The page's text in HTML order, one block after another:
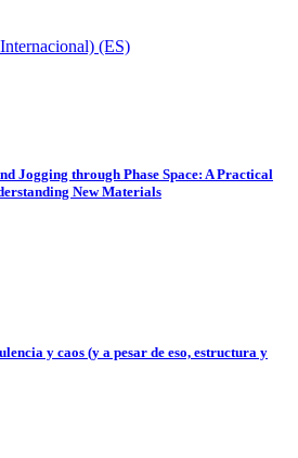
Jogging through Phase Space: A Practical
New Materials
y caos (y a pesar de eso, estructura y